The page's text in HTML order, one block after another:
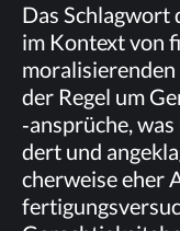
Das Schlag­wort
im Kon­text von
mo­ra­li­sie­ren­den
der Re­gel um
‑an­sprü­che,
dert und
cher­wei­se eher